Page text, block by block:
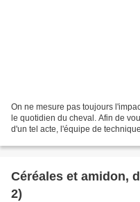
On ne mesure pas toujours
le quotidien du cheval. Afin de
d'un tel acte, l'équipe de
Céréales et amidon,
2)